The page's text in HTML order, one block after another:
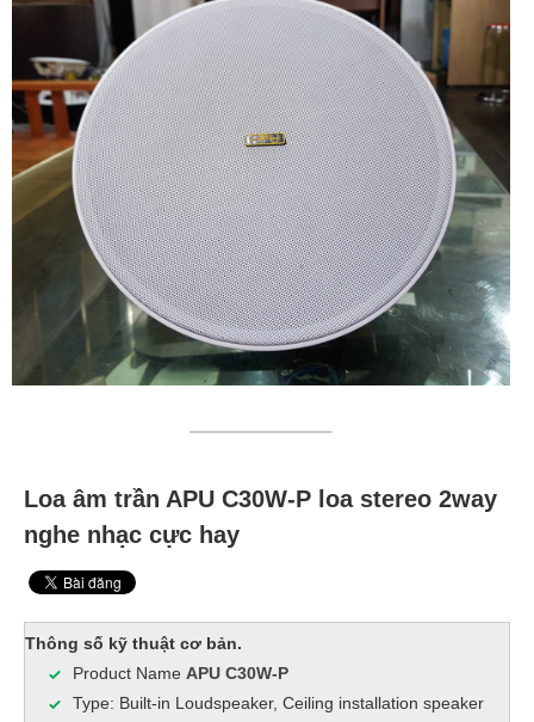
Loa âm trần APU C30W-P loa stereo 2way
nghe nhạc cực hay
Thông số kỹ thuật cơ bản.
Product Name APU C30W-P
Type: Built-in Loudspeaker, Ceiling installation speaker